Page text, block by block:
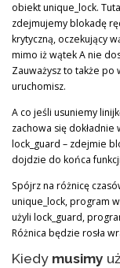
obiekt unique_lock.
zdejmujemy blokadę
krytyczną, oczekujący
mimo iż wątek A nie
Zauważysz to także po
uruchomisz.
A co jeśli usuniemy
zachowa się dokładnie
lock_guard – zdejmie
dojdzie do końca
Spójrz na różnicę
unique_lock, program
użyli lock_guard,
Różnica będzie rosła
Kiedy musimy